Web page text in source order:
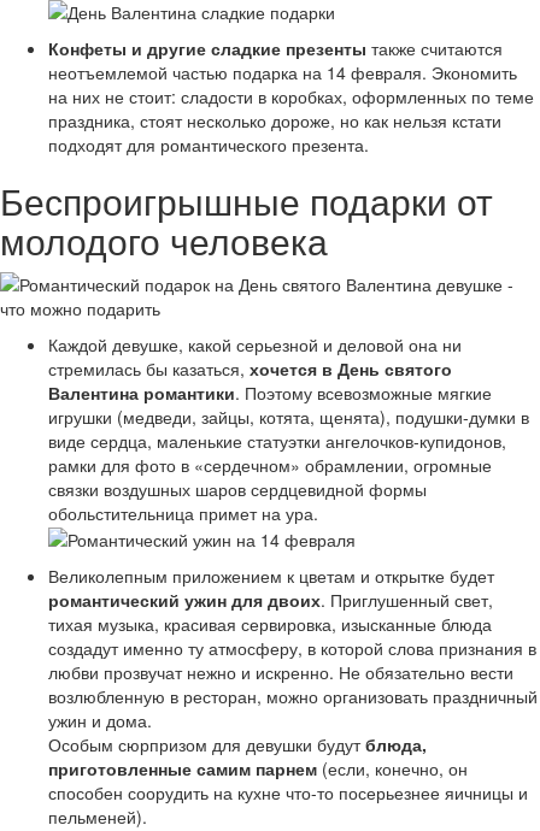
Конфеты и другие сладкие презенты также считаются
неотъемлемой частью подарка на 14 февраля. Экономить
на них не стоит: сладости в коробках, оформленных по теме
праздника, стоят несколько дороже, но как нельзя кстати
подходят для романтического презента.
Беспроигрышные подарки от
молодого человека
Каждой девушке, какой серьезной и деловой она ни
стремилась бы казаться, хочется в День святого
Валентина романтики. Поэтому всевозможные мягкие
игрушки (медведи, зайцы, котята, щенята), подушки-думки в
виде сердца, маленькие статуэтки ангелочков-купидонов,
рамки для фото в «сердечном» обрамлении, огромные
связки воздушных шаров сердцевидной формы
обольстительница примет на ура.
Великолепным приложением к цветам и открытке будет
романтический ужин для двоих. Приглушенный свет,
тихая музыка, красивая сервировка, изысканные блюда
создадут именно ту атмосферу, в которой слова признания в
любви прозвучат нежно и искренно. Не обязательно вести
возлюбленную в ресторан, можно организовать праздничный
ужин и дома.
Особым сюрпризом для девушки будутблюда,
приготовленные самим парнем (если, конечно, он
способен соорудить на кухне что-то посерьезнее яичницы и
пельменей).